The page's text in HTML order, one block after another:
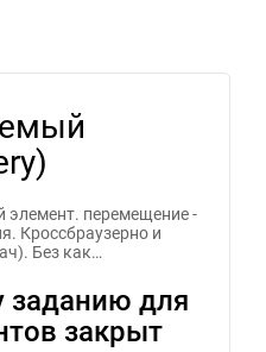
элемент. перемещение -
Кроссбраузерно и
Без как…
заданию для
закрыт